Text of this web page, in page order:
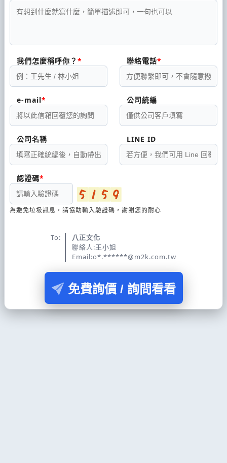
我們怎麼稱呼你？ 聯絡電話
e-mail 公司統編
公司名稱 LINE ID
認證碼
為避免垃圾訊息，請協助輸入驗證碼，謝謝您的耐心
To:
八正文化
聯絡人:王小姐
Email:o*.******@m2k.com.tw
免費詢價 / 詢問看看